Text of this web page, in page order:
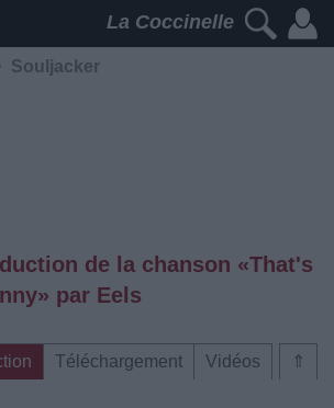
La Coccinelle
Souljacker
de la chanson «That's
par Eels
⇑
Téléchargement
Vidéos